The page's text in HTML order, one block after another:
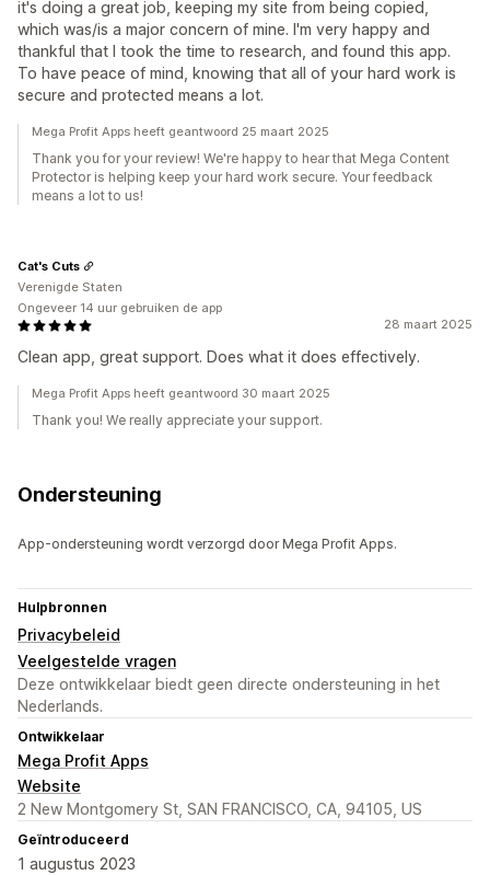
it's doing a great job, keeping my site from being copied,
which was/is a major concern of mine. I'm very happy and
thankful that I took the time to research, and found this app.
To have peace of mind, knowing that all of your hard work is
secure and protected means a lot.
Mega Profit Apps heeft geantwoord 25 maart 2025
Thank you for your review! We're happy to hear that Mega Content
Protector is helping keep your hard work secure. Your feedback
means a lot to us!
28 maart 2025
Clean app, great support. Does what it does effectively.
Cat's Cuts
Verenigde Staten
Ongeveer 14 uur gebruiken de app
Mega Profit Apps heeft geantwoord 30 maart 2025
Thank you! We really appreciate your support.
Ondersteuning
App-ondersteuning wordt verzorgd door Mega Profit Apps.
Hulpbronnen
Privacybeleid
Veelgestelde vragen
Deze ontwikkelaar biedt geen directe ondersteuning in het
Nederlands.
Ontwikkelaar
Mega Profit Apps
Website
2 New Montgomery St, SAN FRANCISCO, CA, 94105, US
Geïntroduceerd
1 augustus 2023